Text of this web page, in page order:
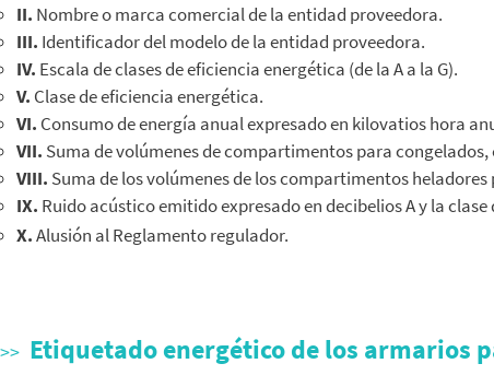
II. Nombre o marca comercial de la entidad proveedora.
III. Identificador del modelo de la entidad proveedora.
IV. Escala de clases de eficiencia energética (de la A a la G).
V. Clase de eficiencia energética.
VI. Consumo de energía anual expresado en kilovatios hora
VII. Suma de volúmenes de compartimentos para
VIII. Suma de los volúmenes de los compartimentos
IX. Ruido acústico emitido expresado en decibelios A y la
X.Alusión al Reglamento regulador.
Etiquetado energético de los armarios